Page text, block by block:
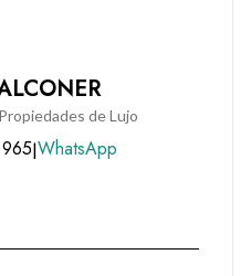
de Lujo
|WhatsApp